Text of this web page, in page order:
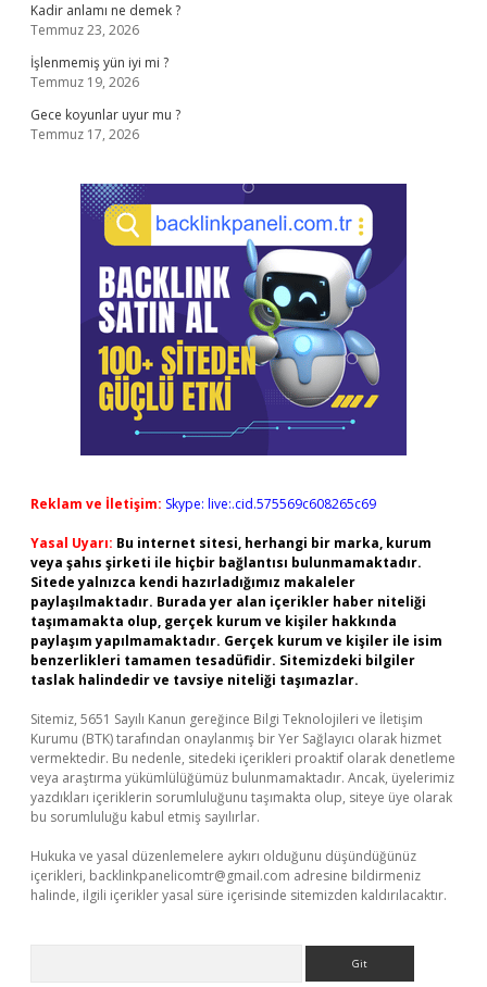
Kadir anlamı ne demek ?
Temmuz 23, 2026
İşlenmemiş yün iyi mi ?
Temmuz 19, 2026
Gece koyunlar uyur mu ?
Temmuz 17, 2026
Reklam ve İletişim: Skype: live:.cid.575569c608265c69
Yasal Uyarı: Bu internet sitesi, herhangi bir marka, kurum
veya şahıs şirketi ile hiçbir bağlantısı bulunmamaktadır.
Sitede yalnızca kendi hazırladığımız makaleler
paylaşılmaktadır. Burada yer alan içerikler haber niteliği
taşımamakta olup, gerçek kurum ve kişiler hakkında
paylaşım yapılmamaktadır. Gerçek kurum ve kişiler ile isim
benzerlikleri tamamen tesadüfidir. Sitemizdeki bilgiler
taslak halindedir ve tavsiye niteliği taşımazlar.
Sitemiz, 5651 Sayılı Kanun gereğince Bilgi Teknolojileri ve İletişim
Kurumu (BTK) tarafından onaylanmış bir Yer Sağlayıcı olarak hizmet
vermektedir. Bu nedenle, sitedeki içerikleri proaktif olarak denetleme
veya araştırma yükümlülüğümüz bulunmamaktadır. Ancak, üyelerimiz
yazdıkları içeriklerin sorumluluğunu taşımakta olup, siteye üye olarak
bu sorumluluğu kabul etmiş sayılırlar.
Hukuka ve yasal düzenlemelere aykırı olduğunu düşündüğünüz
içerikleri, backlinkpanelicomtr@gmail.com adresine bildirmeniz
halinde, ilgili içerikler yasal süre içerisinde sitemizden kaldırılacaktır.